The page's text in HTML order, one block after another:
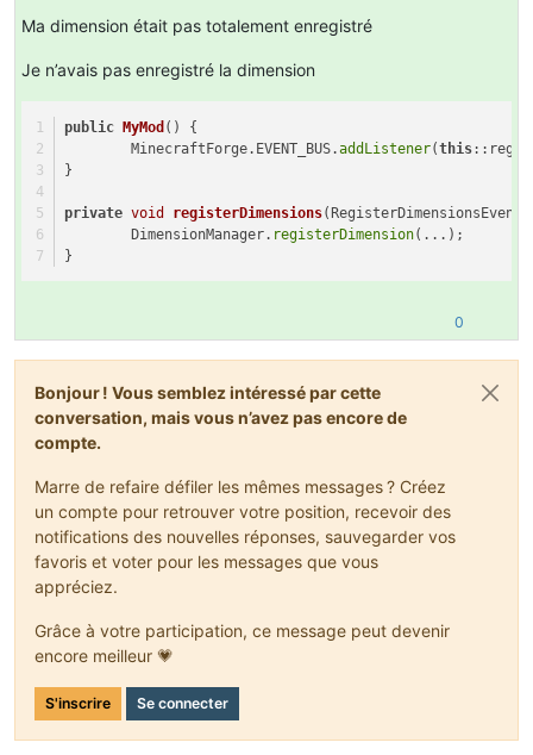
Ma dimension était pas totalement enregistré
Je n’avais pas enregistré la dimension
public MyMod ()
{
	MinecraftForge.EVENT_BUS.
addListener(this
}
private void registerDimensions(RegisterDimensionsEvent
	DimensionManager.
registerDimension(...);
}
0
Bonjour ! Vous semblez intéressé par cette
conversation, mais vous n’avez pas encore de
compte.
Marre de refaire défiler les mêmes messages ? Créez
un compte pour retrouver votre position, recevoir des
notifications des nouvelles réponses, sauvegarder vos
favoris et voter pour les messages que vous
appréciez.
Grâce à votre participation, ce message peut devenir
encore meilleur 💗
S'inscrire Se connecter